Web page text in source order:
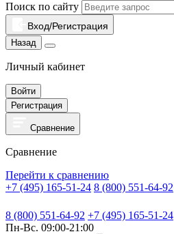
Поиск по сайту
Вход/Регистрация
Назад
Личный кабинет
Войти
Регистрация
Сравнение
Сравнение
Перейти к сравнению
+7 (495) 165-51-24 8 (800) 551-64-92
8 (800) 551-64-92 +7 (495) 165-51-24
Пн-Вс. 09:00-21:00